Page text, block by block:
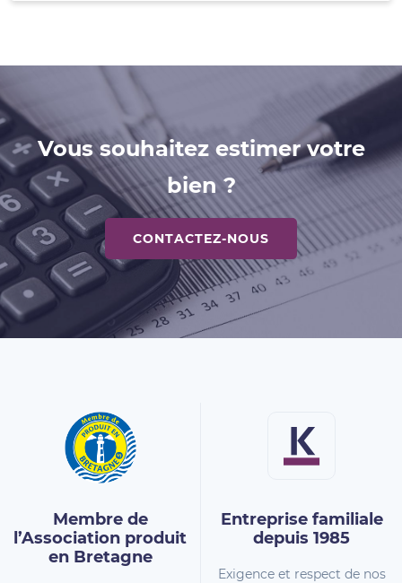
Vous souhaitez estimer votre
bien ?
CONTACTEZ-NOUS
Membre de
l’Association produit
en Bretagne
Entreprise familiale
depuis 1985
Exigence et respect de nos